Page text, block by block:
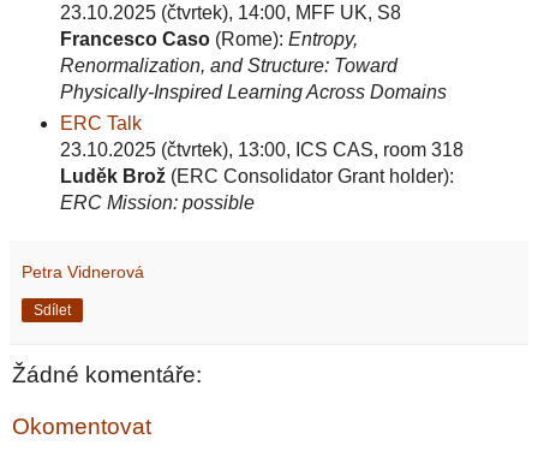
23.10.2025 (čtvrtek), 14:00, MFF UK, S8
Francesco Caso(Rome): Entropy,
Renormalization, and Structure: Toward
Physically-Inspired Learning Across Domains
ERC Talk
23.10.2025 (čtvrtek), 13:00, ICS CAS, room 318
Luděk Brož(ERC Consolidator Grant holder):
ERC Mission: possible
Petra Vidnerová
Sdílet
Žádné komentáře:
Okomentovat